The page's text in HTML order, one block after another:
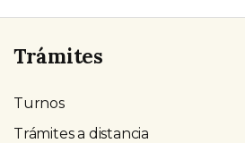
Trámites
Turnos
Trámites a distancia